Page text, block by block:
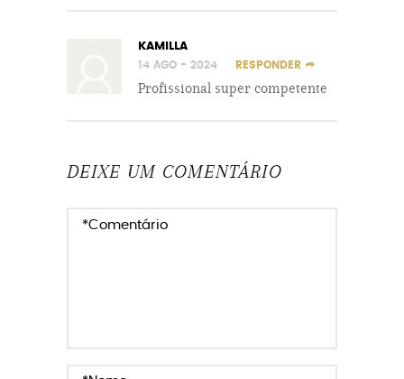
KAMILLA
14 AGO - 2024 RESPONDER
Profissional super competente
DEIXE UM COMENTÁRIO